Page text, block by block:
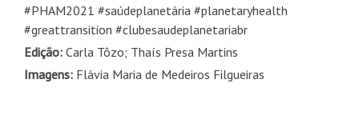
#PHAM2021 #saúdeplanetária #planetaryhealth
#greattransition #clubesaudeplanetariabr
Edição: Carla Tôzo; Thaís Presa Martins
Imagens: Flávia Maria de Medeiros Filgueiras